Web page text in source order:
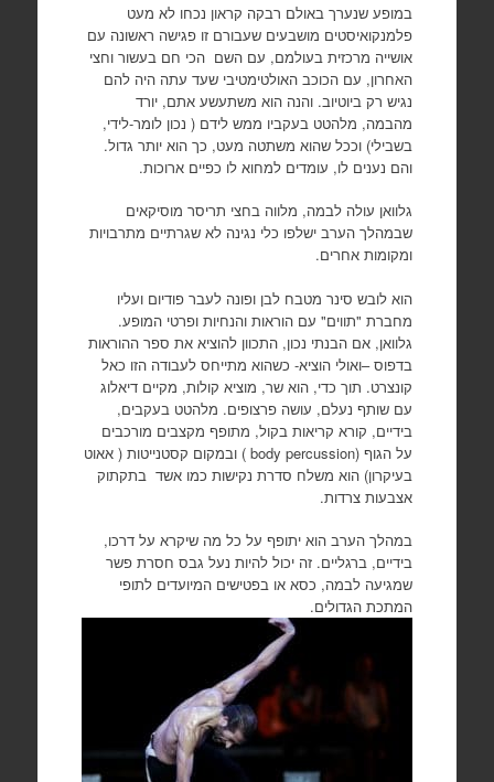
במופע שנערך באולם רבקה קראון נכחו לא מעט
פלמנקואיסטים מושבעים שעבורם זו פגישה ראשונה עם
אושייה מרכזית בעולמם, עם השם הכי חם בעשור וחצי
האחרון, עם הכוכב האולטימטיבי שעד עתה היה להם
נגיש רק ביוטיוב. והנה הוא משתעשע אתם, יורד
מהבמה, מלהטט בעקביו ממש לידם ( נכון לומר-לידי,
בשבילי) וככל שהוא משתטה מעט, כך הוא יותר גדול.
והם נענים לו, עומדים למחוא לו כפיים ארוכות.
גלוואן עולה לבמה, מלווה בחצי תריסר מוסיקאים
שבמהלך הערב ישלפו כלי נגינה לא שגרתיים מתרבויות
ומקומות אחרים.
הוא לובש סינר מטבח לבן ופונה לעבר פודיום ועליו
מחברת "תווים" עם הוראות והנחיות ופרטי המופע.
גלוואן, אם הבנתי נכון, התכוון להוציא את ספר ההוראות
בדפוס –ואולי הוציא- כשהוא מתייחס לעבודה הזו כאל
קונצרט. תוך כדי, הוא שר, מוציא קולות, מקיים דיאלוג
עם שותף נעלם, עושה פרצופים. מלהטט בעקבים,
בידיים, קורא קריאות בקול, מתופף מקצבים מורכבים
על הגוף (body percussion ) ובמקום קסטנייטות ( אאוט
בעיקרון) הוא משלח סדרת נקישות כמו אשד בתקתוק
אצבעות צרדות.
במהלך הערב הוא יתופף על כל מה שיקרא על דרכו,
בידיים, ברגליים. זה יכול להיות נעל גבס חסרת פשר
שמגיעה לבמה, כסא או בפטישים המיועדים לתופי
המתכת הגדולים.